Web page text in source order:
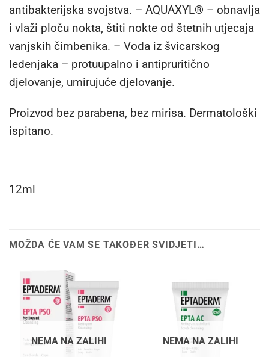
antibakterijska svojstva. – AQUAXYL® – obnavlja
i vlaži ploču nokta, štiti nokte od štetnih utjecaja
vanjskih čimbenika. – Voda iz švicarskog
ledenjaka – protuupalno i antipruritično
djelovanje, umirujuće djelovanje.
Proizvod bez parabena, bez mirisa. Dermatološki
ispitano.
12ml
MOŽDA ĆE VAM SE TAKOĐER SVIDJETI…
NEMA NA ZALIHI NEMA NA ZALIHI